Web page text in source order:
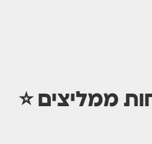
ממליצים ⭐